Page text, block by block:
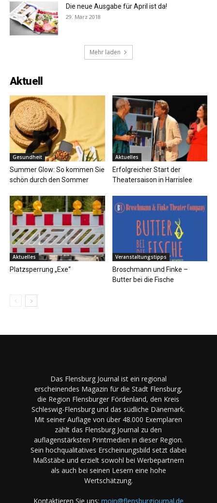
Die neue Ausgabe für April ist da!
29. März 2018
Mehr laden
Aktuell
Gesundheit
Summer Glow: So kommen Sie
schön durch den Sommer
Aktuelles
Erfolgreicher Start der
Theatersaison in Harrislee
Aktuelles
Platzsperrung „Exe“
Veranstaltungstipps
Broschmann und Finke –
Butter bei die Fische
Das Flensburg Journal ist ein regional
erscheinendes Magazin für die Stadt Flensburg,
die Region Flensburger Fördenland, den Kreis
Schleswig-Flensburg und das südliche Dänemark.
Mit seiner Auflage von über 48.000 Exemplaren
zählt das Flensburg Journal zu den
auflagenstärksten Printmedien in dieser Region.
Sein hochqualitatives Erscheinungsbild setzt dabei
Maßstäbe und erzielt sowohl bei Werbepartnern
als auch bei seinen Lesern eine hohe
Wertschätzung.
Kontaktieren Sie uns: moin@flensburgjournal.de